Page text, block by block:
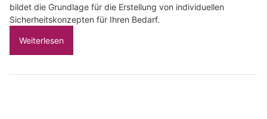
bildet die Grundlage für die Erstellung von individuellen
Sicherheitskonzepten für Ihren Bedarf.
Weiterlesen